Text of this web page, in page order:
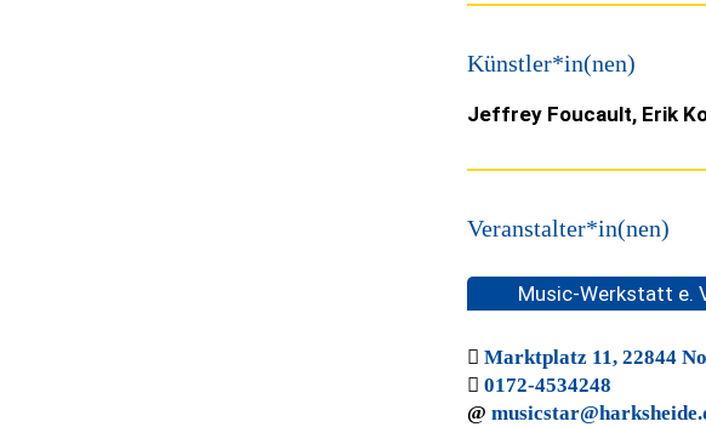
Künstler*in(nen)
Jeffrey Foucault, Erik
Veranstalter*in(nen)
Music-Werkstatt e.
Marktplatz 11, 22844
0172-4534248